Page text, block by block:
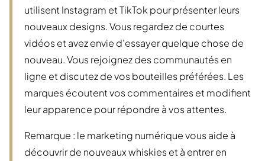
utilisent Instagram et TikTok pour présenter leurs
nouveaux designs. Vous regardez de courtes
vidéos et avez envie d'essayer quelque chose de
nouveau. Vous rejoignez des communautés en
ligne et discutez de vos bouteilles préférées. Les
marques écoutent vos commentaires et modifient
leur apparence pour répondre à vos attentes.
Remarque : le marketing numérique vous aide à
découvrir de nouveaux whiskies et à entrer en